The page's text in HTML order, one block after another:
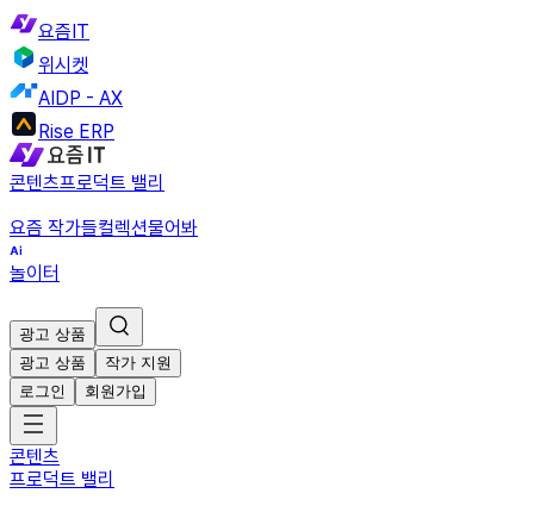
요즘IT
위시켓
AIDP - AX
Rise ERP
콘텐츠프로덕트 밸리
요즘 작가들컬렉션물어봐
놀이터
광고 상품
광고 상품
작가 지원
로그인
회원가입
콘텐츠
프로덕트 밸리